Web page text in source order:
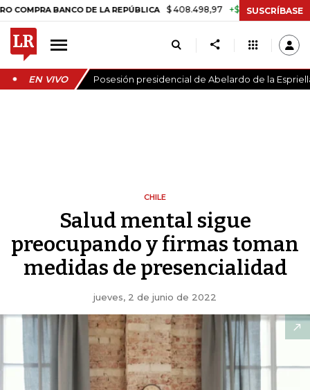
BANCO DE LA REPÚBLICA $ 408.498,97 +$ 8.753,81 +2,19% TASA
SUSCRÍBASE
EN VIVO Posesión presidencial de Abelardo de la
CHILE
Salud mental sigue
preocupando y firmas toman
medidas de presencialidad
jueves, 2 de junio de 2022